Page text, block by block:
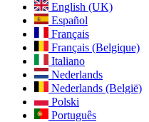
English (UK)
Español
Français
Français (Belgique)
Italiano
Nederlands
Nederlands (België)
Polski
Português